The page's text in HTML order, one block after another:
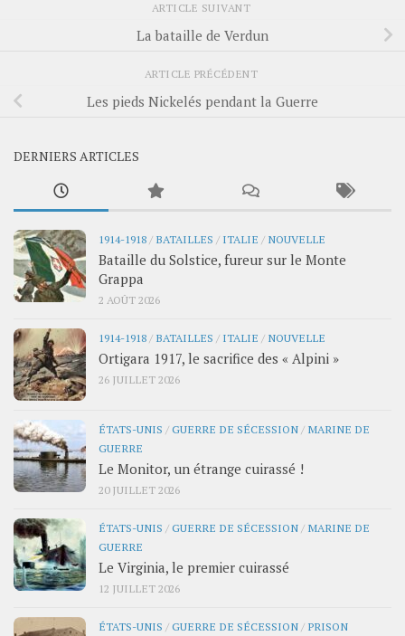
ARTICLE SUIVANT
La bataille de Verdun
ARTICLE PRÉCÉDENT
Les pieds Nickelés pendant la Guerre
DERNIERS ARTICLES
1914-1918 / BATAILLES / ITALIE / NOUVELLE
Bataille du Solstice, fureur sur le Monte
Grappa
2 AOÛT 2026
1914-1918 / BATAILLES / ITALIE / NOUVELLE
Ortigara 1917, le sacrifice des « Alpini »
26 JUILLET 2026
ÉTATS-UNIS /GUERRE DE SÉCESSION / MARINE DE
GUERRE
Le Monitor, un étrange cuirassé !
20 JUILLET 2026
ÉTATS-UNIS /GUERRE DE SÉCESSION / MARINE DE
GUERRE
Le Virginia, le premier cuirassé
12 JUILLET 2026
ÉTATS-UNIS /GUERRE DE SÉCESSION / PRISON